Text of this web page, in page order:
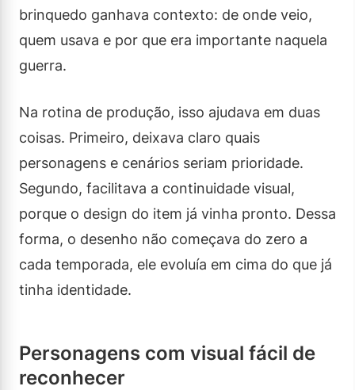
brinquedo ganhava contexto: de onde veio,
quem usava e por que era importante naquela
guerra.
Na rotina de produção, isso ajudava em duas
coisas. Primeiro, deixava claro quais
personagens e cenários seriam prioridade.
Segundo, facilitava a continuidade visual,
porque o design do item já vinha pronto. Dessa
forma, o desenho não começava do zero a
cada temporada, ele evoluía em cima do que já
tinha identidade.
Personagens com visual fácil de
reconhecer